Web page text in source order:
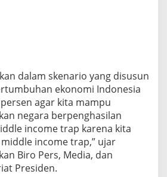
dalam skenario yang disusun
ekonomi Indonesia
agar kita mampu
negara berpenghasilan
income trap karena kita
income trap,” ujar
Biro Pers, Media, dan
Presiden.